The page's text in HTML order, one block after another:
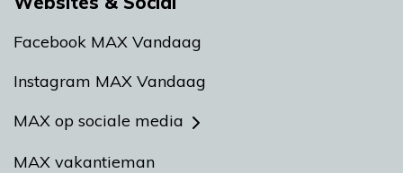
Facebook MAX Vandaag
Instagram MAX Vandaag
MAX op sociale media
MAX vakantieman